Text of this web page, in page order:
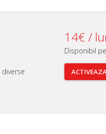
14€ /
Disponibil